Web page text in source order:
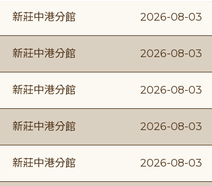
新莊中港分館 2026-08-03
新莊中港分館 2026-08-03
新莊中港分館 2026-08-03
新莊中港分館 2026-08-03
新莊中港分館 2026-08-03